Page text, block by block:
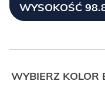
WYSOKOŚĆ
WYBIERZ KOLOR